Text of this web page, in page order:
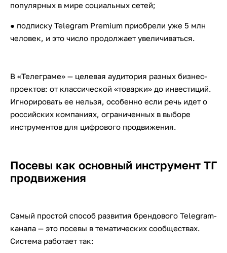
популярных в мире социальных сетей;
● подписку Telegram Premium приобрели уже 5 млн
человек, и это число продолжает увеличиваться.
В «Телеграме» — целевая аудитория разных бизнес-
проектов: от классической «товарки» до инвестиций.
Игнорировать ее нельзя, особенно если речь идет о
российских компаниях, ограниченных в выборе
инструментов для цифрового продвижения.
Посевы как основный инструмент ТГ
продвижения
Самый простой способ развития брендового Telegram-
канала — это посевы в тематических сообществах.
Система работает так: